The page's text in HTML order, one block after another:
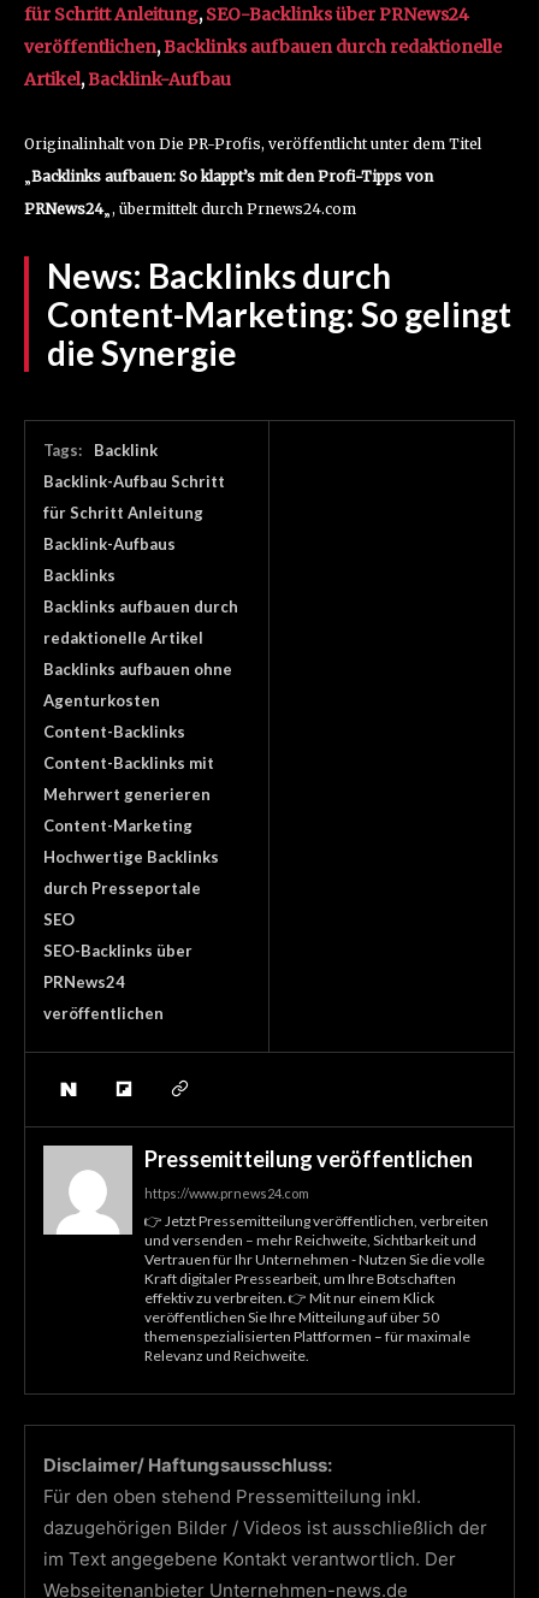
für Schritt Anleitung,SEO-Backlinks über PRNews24
veröffentlichen,Backlinks aufbauen durch redaktionelle
Artikel,Backlink-Aufbau
Originalinhalt von Die PR-Profis, veröffentlicht unter dem Titel
„Backlinks aufbauen: So klappt’s mit den Profi-Tipps von
PRNews24„, übermittelt durch Prnews24.com
News: Backlinks durch
Content-Marketing: So gelingt
die Synergie
Tags:
Backlink
Backlink-Aufbau Schritt
für Schritt Anleitung
Backlink-Aufbaus
Backlinks
Backlinks aufbauen durch
redaktionelle Artikel
Backlinks aufbauen ohne
Agenturkosten
Content-Backlinks
Content-Backlinks mit
Mehrwert generieren
Content-Marketing
Hochwertige Backlinks
durch Presseportale
SEO
SEO-Backlinks über
PRNews24
veröffentlichen
Pressemitteilung veröffentlichen
https://www.prnews24.com
👉 Jetzt Pressemitteilung veröffentlichen, verbreiten
und versenden – mehr Reichweite, Sichtbarkeit und
Vertrauen für Ihr Unternehmen - Nutzen Sie die volle
Kraft digitaler Pressearbeit, um Ihre Botschaften
effektiv zu verbreiten. 👉 Mit nur einem Klick
veröffentlichen Sie Ihre Mitteilung auf über 50
themenspezialisierten Plattformen – für maximale
Relevanz und Reichweite.
Disclaimer/ Haftungsausschluss:
Für den oben stehend Pressemitteilung inkl.
dazugehörigen Bilder / Videos ist ausschließlich der
im Text angegebene Kontakt verantwortlich. Der
Webseitenanbieter Unternehmen-news.de